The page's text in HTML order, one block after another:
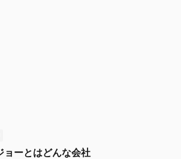
ョーとはどんな会社